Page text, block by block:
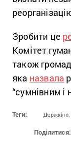
Зробити це
Комітет
також
яка назвала
“сумнівним і
Теги: Держкіно,
Поділитися: